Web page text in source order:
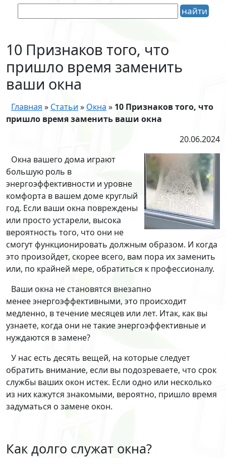
10 Признаков того, что
пришло время заменить
ваши окна
Главная » Статьи » Окна » 10 Признаков того, что
пришло время заменить ваши окна
20.06.2024
Окна вашего дома играют
большую роль в
энергоэффективности и уровне
комфорта в вашем доме круглый
год. Если ваши окна повреждены
или просто устарели, высока
вероятность того, что они не
смогут функционировать должным образом. И когда
это произойдет, скорее всего, вам пора их заменить
или, по крайней мере, обратиться к профессионалу.
Ваши окна не становятся внезапно
менее энергоэффективными, это происходит
медленно, в течение месяцев или лет. Итак, как вы
узнаете, когда они не такие энергоэффективные и
нуждаются в замене?
У нас есть десять вещей, на которые следует
обратить внимание, если вы подозреваете, что срок
службы ваших окон истек. Если одно или несколько
из них кажутся знакомыми, вероятно, пришло время
задуматься о замене окон.
Как долго служат окна?